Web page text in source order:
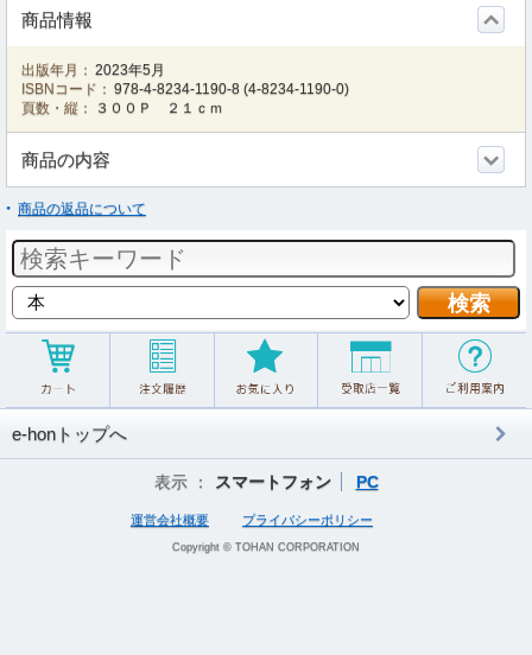
商品情報
出版年月： 2023年5月
ISBNコード： 978-4-8234-1190-8 (4-8234-1190-0)
頁数・縦：
３００Ｐ ２１ｃｍ
商品の内容
商品の返品について
e-honトップへ
表示 ： スマートフォン PC
運営会社概要 プライバシーポリシー
Copyright © TOHAN CORPORATION